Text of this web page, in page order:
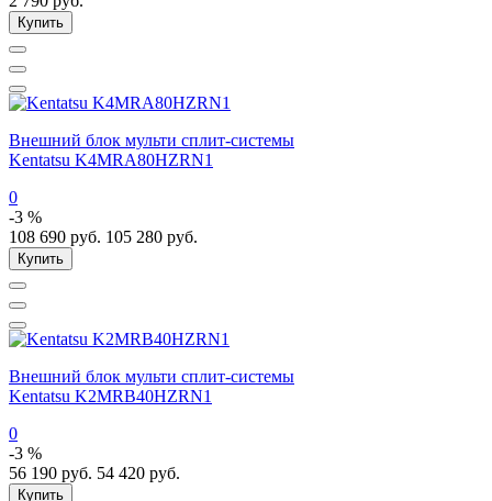
Купить
Внешний блок мульти сплит-системы
Kentatsu K4MRA80HZRN1
0
-3 %
108 690 руб. 105 280 руб.
Купить
Внешний блок мульти сплит-системы
Kentatsu K2MRB40HZRN1
0
-3 %
56 190 руб. 54 420 руб.
Купить